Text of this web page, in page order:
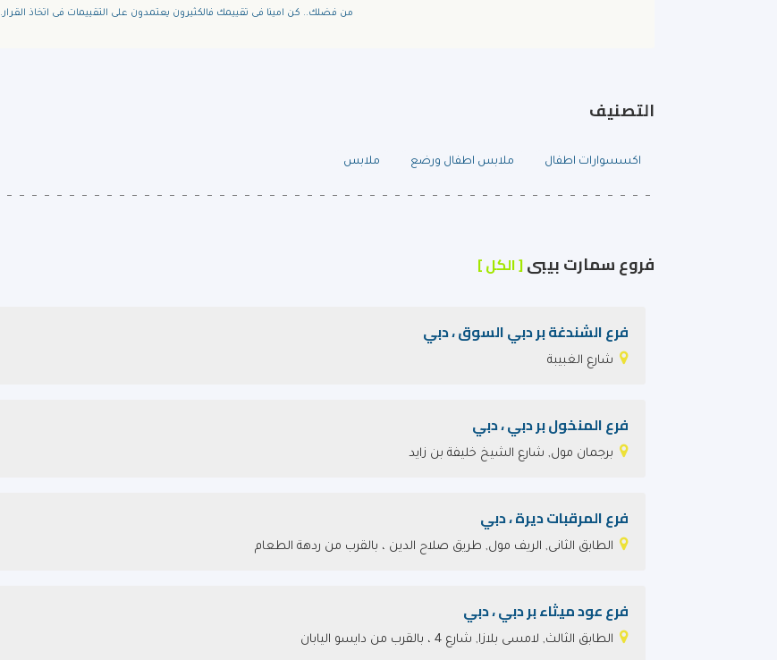
من فضلك.. كن امينا فى تقييمك فالكثيرون يعتمدون على التقييمات فى اتخاذ القرار.
التصنيف
اكسسوارات اطفال ملابس اطفال ورضع ملابس
فروع سمارت بيبى[ الكل ]
فرع الشندغة بر دبي السوق ، دبي
شارع الغبيبة
فرع المنخول بر دبي ، دبي
برجمان مول, شارع الشيخ خليفة بن زايد
فرع المرقبات ديرة ، دبي
الطابق الثانى, الريف مول, طريق صلاح الدين ، بالقرب من ردهة الطعام
فرع عود ميثاء بر دبي ، دبي
الطابق الثالث, لامسى بلازا, شارع 4 ، بالقرب من دايسو اليابان